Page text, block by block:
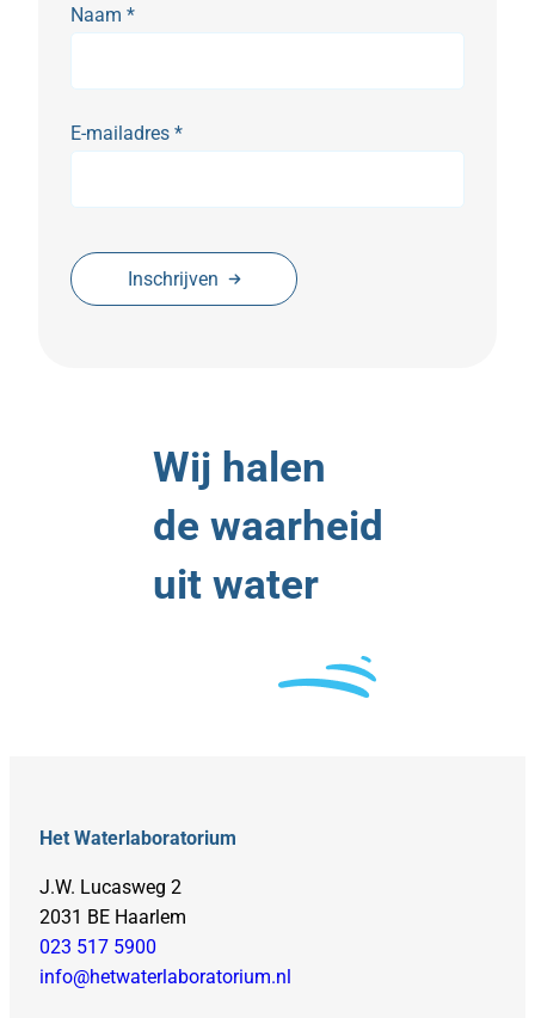
Naam *
E-mailadres *
Inschrijven
Wij halen
de waarheid
uit water
Het Waterlaboratorium
J.W. Lucasweg 2
2031 BE Haarlem
023 517 5900
info@hetwaterlaboratorium.nl